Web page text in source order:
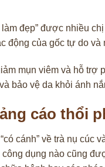
đẹp” được nhiều
động của gốc tự do
mụn viêm và hỗ trợ
bảo vệ da khỏi ánh
cáo thổi
cánh” về trà nụ cúc
dụng nào cũng